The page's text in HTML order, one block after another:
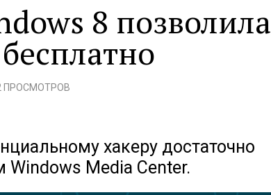
8 позволила
ПРОСМОТРОВ
хакеру достаточно
Windows Media Center.